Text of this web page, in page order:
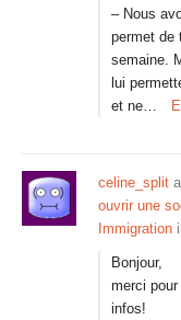
– Nous
permet de
semaine.
lui
et ne…
celine_split
ouvrir une
Immigration
Bonjour,
merci
infos!